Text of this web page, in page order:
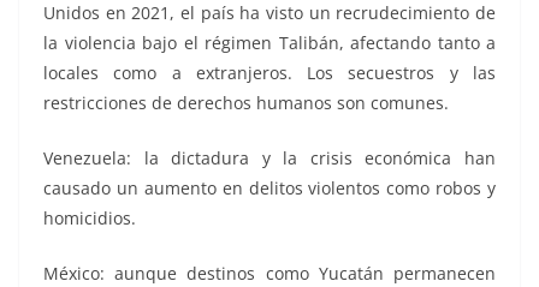
Unidos en 2021, el país ha visto un recrudecimiento de
la violencia bajo el régimen Talibán, afectando tanto a
locales como a extranjeros. Los secuestros y las
restricciones de derechos humanos son comunes.
Venezuela: la dictadura y la crisis económica han
causado un aumento en delitos violentos como robos y
homicidios.
México: aunque destinos como Yucatán permanecen